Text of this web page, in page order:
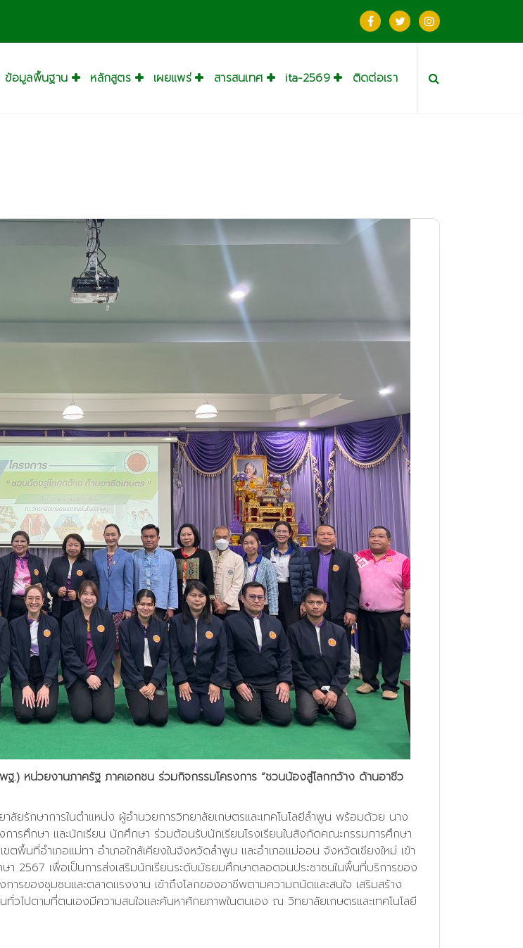
ข้อมูลพื้นฐาน หลักสูตร เผยแพร่ สารสนเทศ ita-2569 ติดต่อเรา
.) หน่วยงานภาครัฐ ภาคเอกชน ร่วมกิจกรรมโครงการ “ชวนน้องสู่โลกกว้าง ด้านอาชีว
รักษาการในตำแหน่ง ผู้อำนวยการวิทยาลัยเกษตรและเทคโนโลยีลำพูน พร้อมด้วย นาง
รศึกษา และนักเรียน นักศึกษา ร่วมต้อนรับนักเรียนโรงเรียนในสังกัดคณะกรรมการศึกษา
พื้นที่อำเภอแม่ทา อำเภอใกล้เคียงในจังหวัดลำพูน และอำเภอแม่ออน จังหวัดเชียงใหม่ เข้า
2567 เพื่อเป็นการส่งเสริมนักเรียนระดับมัธยมศึกษาตลอดจนประชาชนในพื้นที่บริการของ
ของชุมชนและตลาดแรงงาน เข้าถึงโลกของอาชีพตามความถนัดและสนใจ เสริมสร้าง
วไปตามที่ตนเองมีความสนใจและค้นหาศักยภาพในตนเอง ณ วิทยาลัยเกษตรและเทคโนโลยี